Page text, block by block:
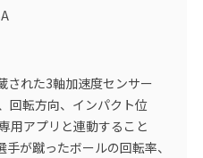
された3軸加速度センサー
回転方向、インパクト位
用アプリと連動すること
が蹴ったボールの回転率、